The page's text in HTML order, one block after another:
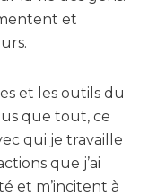
et
et les outils du
que tout, ce
qui je travaille
que j’ai
et m’incitent à